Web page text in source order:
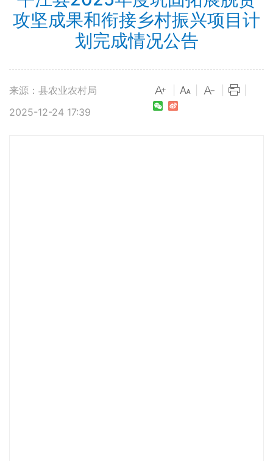
攻坚成果和衔接乡村振兴项目计
划完成情况公告
来源：县农业农村局
2025-12-24 17:39